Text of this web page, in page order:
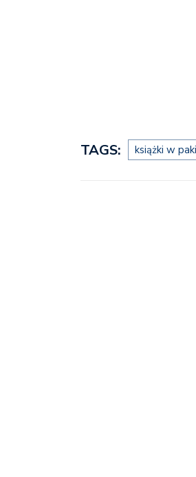
TAGS: książki w